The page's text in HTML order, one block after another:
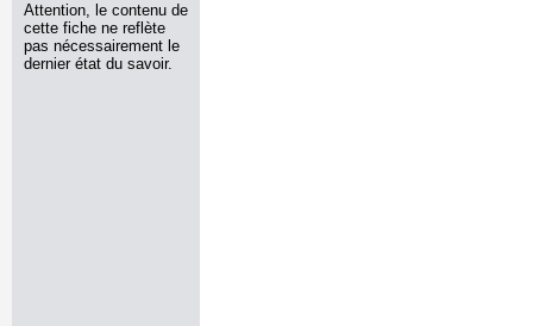
Attention, le contenu de
cette fiche ne reflète
pas nécessairement le
dernier état du savoir.